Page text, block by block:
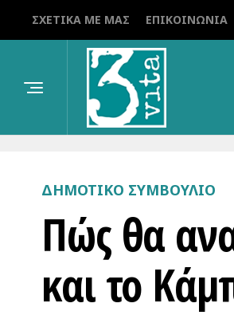
ΣΧΕΤΙΚΆ ΜΕ ΜΑΣ ΕΠΙΚΟΙΝΩΝΊΑ
ΔΗΜΟΤΙΚΌ ΣΥΜΒΟΎΛΙΟ
Πώς θα
και το